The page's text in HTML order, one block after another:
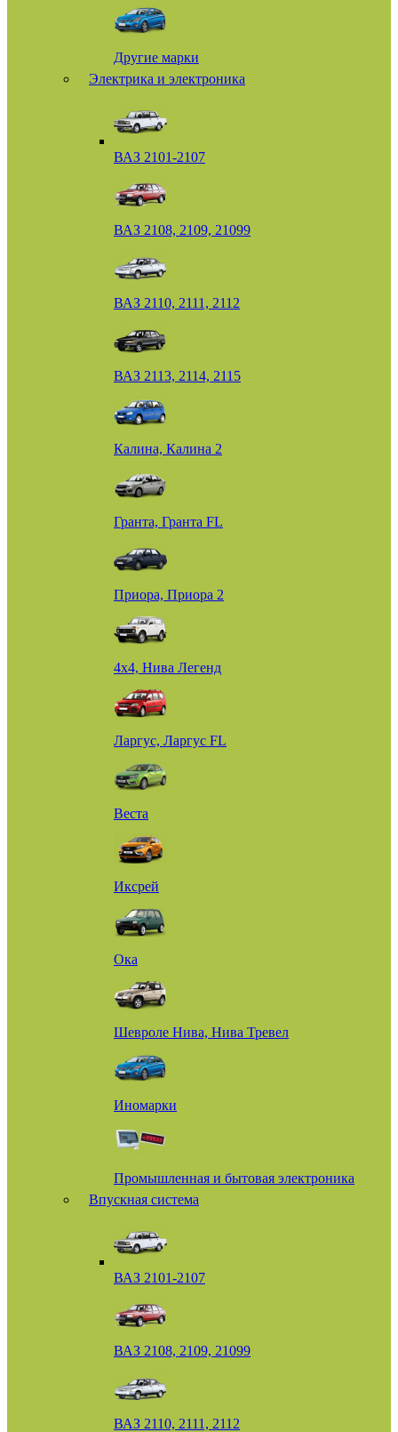
Другие марки
Электрика и электроника
ВАЗ 2101-2107
ВАЗ 2108, 2109, 21099
ВАЗ 2110, 2111, 2112
ВАЗ 2113, 2114, 2115
Калина, Калина 2
Гранта, Гранта FL
Приора, Приора 2
4х4, Нива Легенд
Ларгус, Ларгус FL
Веста
Иксрей
Ока
Шевроле Нива, Нива Тревел
Иномарки
Промышленная и бытовая электроника
Впускная система
ВАЗ 2101-2107
ВАЗ 2108, 2109, 21099
ВАЗ 2110, 2111, 2112